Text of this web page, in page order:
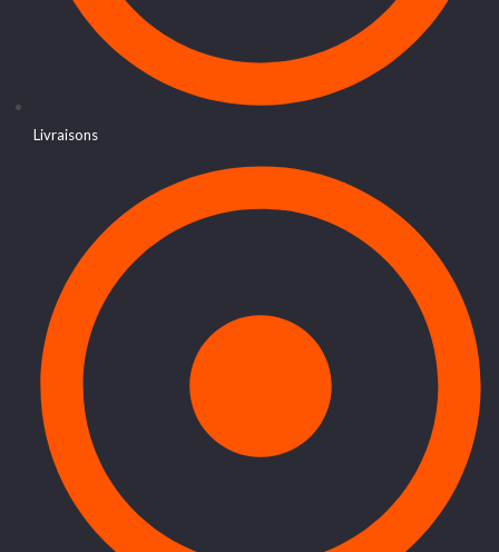
Livraisons